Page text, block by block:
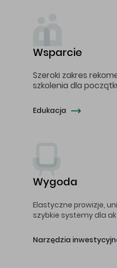
Wsparcie
Szeroki zakres
szkolenia dla
Edukacja
Wygoda
Elastyczne prowizje,
szybkie systemy dla
Narzędzia